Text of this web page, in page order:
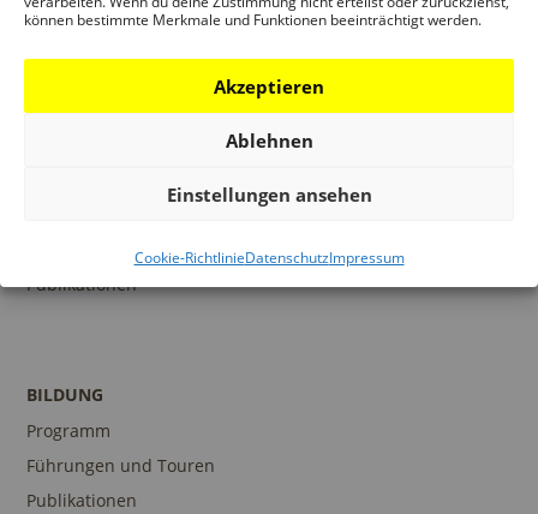
können bestimmte Merkmale und Funktionen beeinträchtigt werden.
Akzeptieren
Ablehnen
Einstellungen ansehen
Cookie-RichtlinieDatenschutzImpressum
Kontakt
Architekturpreise
Publikationen
BILDUNG
Programm
Führungen und Touren
Publikationen